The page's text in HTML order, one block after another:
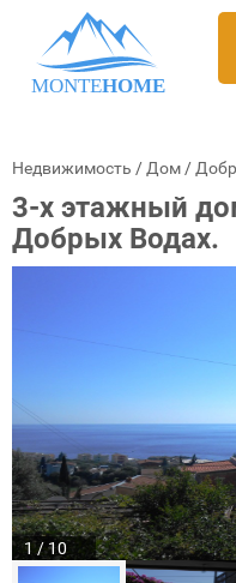
MONTEHOME
Недвижимость / Дом /
3-х этажный
Добрых Водах.
1 / 10